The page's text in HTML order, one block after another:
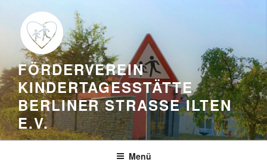
springen
FÖRDERVEREIN
KINDERTAGESSTÄTTE
BERLINER STRASSE ILTEN E
.V.
Menü